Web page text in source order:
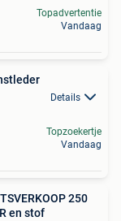
Topadvertentie
Vandaag
Details
Topzoekertje
Vandaag
250
en stof